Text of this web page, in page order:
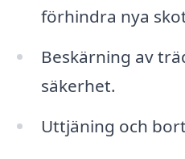
förhindra nya
Beskärning av
säkerhet.
Uttjäning och